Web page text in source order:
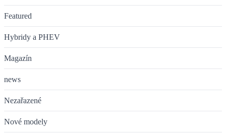
Featured
Hybridy a PHEV
Magazín
news
Nezařazené
Nové modely